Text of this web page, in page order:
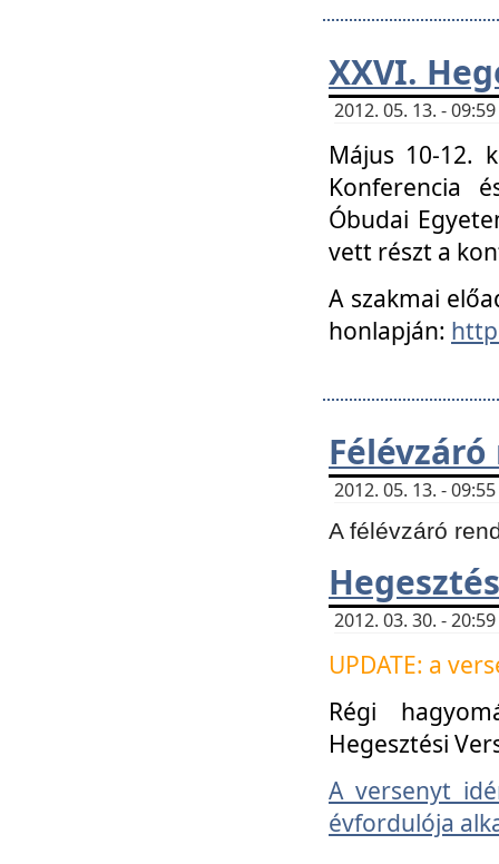
XXVI.
2012. 05. 13. -
Május 10-12.
Konferencia
Óbudai
vett részt a
A szakmai
honlapján:
2012. 05. 13. -
A félévzáró
2012. 03. 30. -
UPDATE: a
Régi
Hegesztési
A versenyt
évfordulója